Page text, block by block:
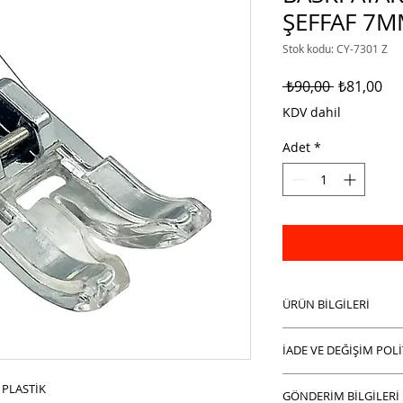
ŞEFFAF
Stok kodu: CY-7301 Z
₺90,00 Normal
Fiyat
₺81,00
KDV dahil
Adet *
ÜRÜN BİLGİLERİ
hakkında bilgiler
boyutu, özellikleri
ürününüzü özel
İADE VE DEĞİŞİM
GÖNDERİM BİLGİLERİ